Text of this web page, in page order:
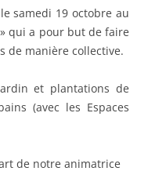
le samedi 19 octobre au
qui a pour but de faire
de manière collective.
et plantations de
(avec les Espaces
de notre animatrice